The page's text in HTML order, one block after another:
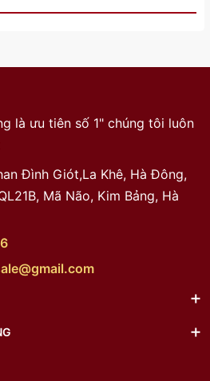
là ưu tiên số 1" chúng tôi luôn
Đình Giót,La Khê, Hà Đông,
Mã Não, Kim Bảng, Hà